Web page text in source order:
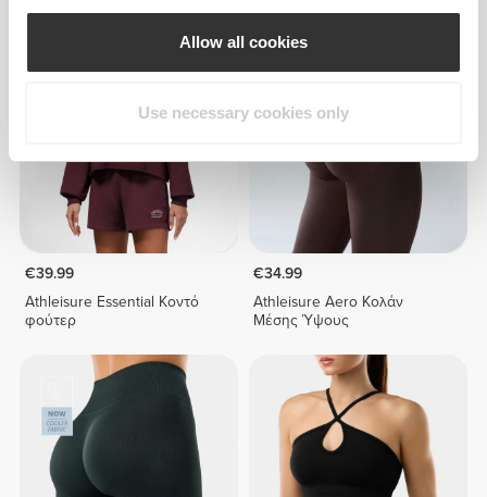
Allow all cookies
Use necessary cookies only
€39.99
Athleisure Essential Κοντό
φούτερ
€34.99
Athleisure Aero Κολάν
Μέσης Ύψους